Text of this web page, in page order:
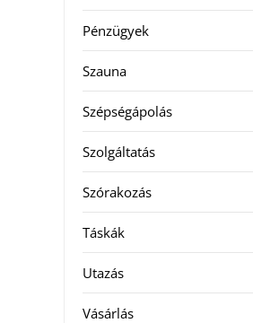
Pénzügyek
Szauna
Szépségápolás
Szolgáltatás
Szórakozás
Táskák
Utazás
Vásárlás